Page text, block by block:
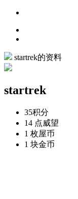
startrek的资料
startrek
35积分
14 点威望
1 枚屋币
1 块金币